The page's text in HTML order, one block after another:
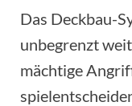
Das Deckbau-
unbegrenzt
mächtige